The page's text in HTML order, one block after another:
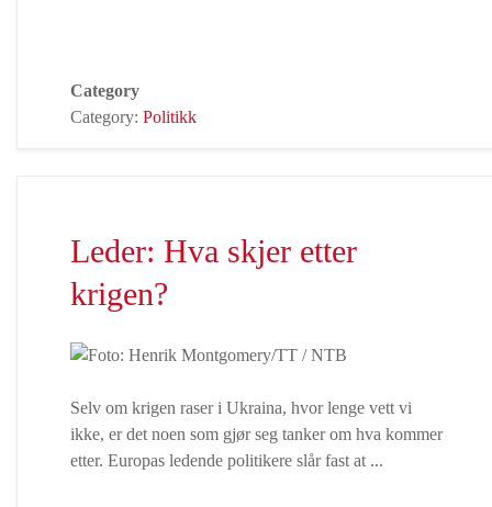
Category
Category: Politikk
Leder: Hva skjer etter
krigen?
Selv om krigen raser i Ukraina, hvor lenge vett vi
ikke, er det noen som gjør seg tanker om hva kommer
etter. Europas ledende politikere slår fast at ...